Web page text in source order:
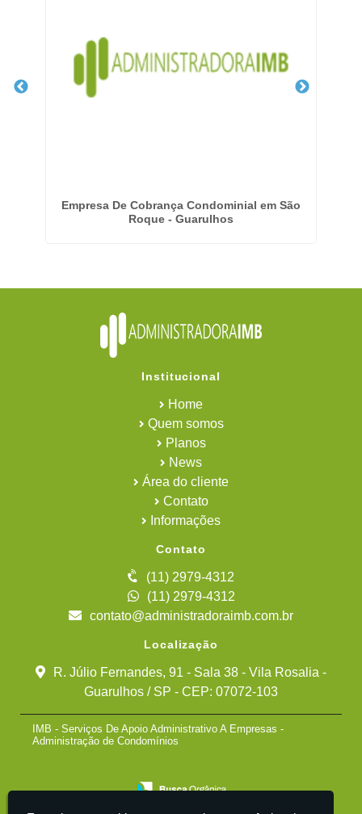
Empresa De Cobrança Condominial em São
Roque - Guarulhos
Institucional
Home
Quem somos
Planos
News
Área do cliente
Contato
Informações
Contato
(11) 2979-4312
(11) 2979-4312
contato@administradoraimb.com.br
Localização
R. Júlio Fernandes, 91 - Sala 38 - Vila Rosalia -
Guarulhos / SP - CEP: 07072-103
IMB - Serviços De Apoio Administrativo A Empresas -
Administração de Condomínios